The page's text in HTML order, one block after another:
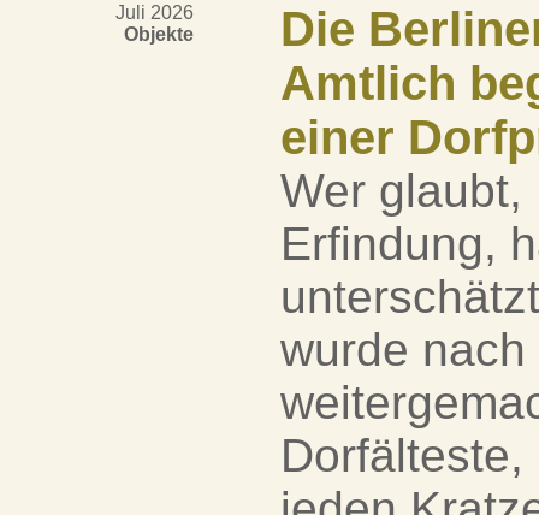
Juli 2026
Objekte
Die
Amtlich
einer
Wer glaubt,
Erfindung,
wurde